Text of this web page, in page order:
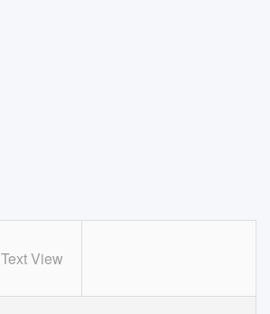
Text View